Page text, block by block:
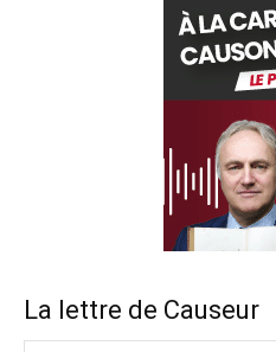
La lettre de Causeur